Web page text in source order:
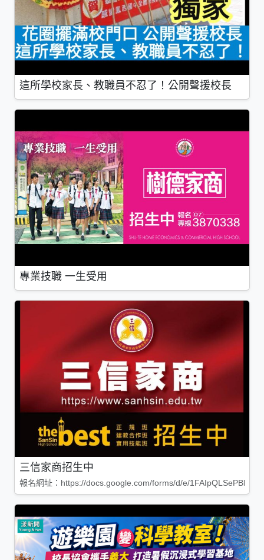
這所學校家長、教職員不忍了！公開聲援校長
專業技職 一生受用
三信家商招生中
報名網址：https://docs.google.com/forms/d/e/